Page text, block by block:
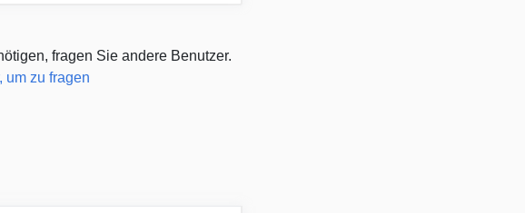
fragen Sie andere Benutzer.
um zu fragen